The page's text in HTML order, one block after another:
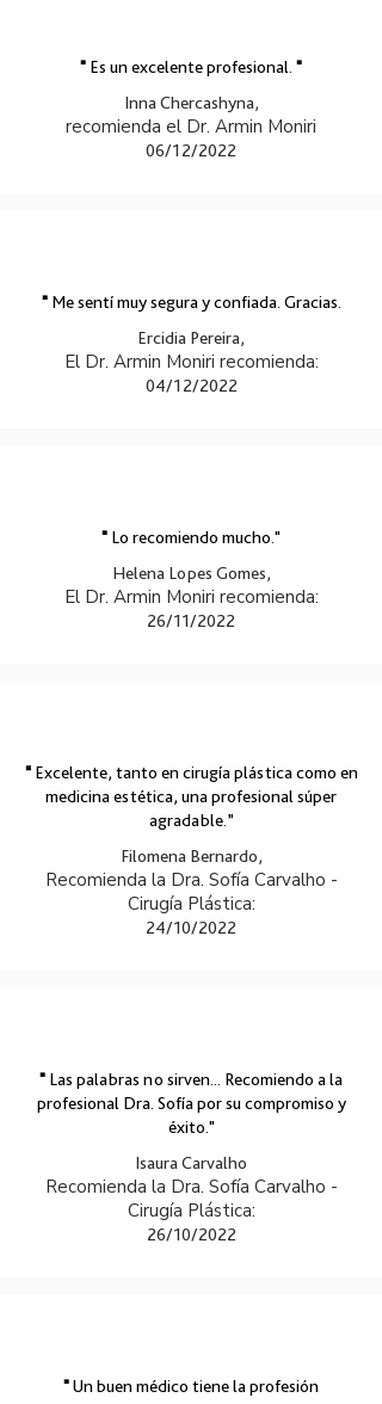
" Es un excelente profesional. "
Inna Chercashyna,
recomienda el Dr. Armin Moniri
06/12/2022
" Me sentí muy segura y confiada. Gracias.
Ercidia Pereira,
El Dr. Armin Moniri recomienda:
04/12/2022
" Lo recomiendo mucho."
Helena Lopes Gomes,
El Dr. Armin Moniri recomienda:
26/11/2022
“ Excelente, tanto en cirugía plástica como en
medicina estética, una profesional súper
agradable.”
Filomena Bernardo,
Recomienda la Dra. Sofía Carvalho -
Cirugía Plástica:
24/10/2022
" Las palabras no sirven... Recomiendo a la
profesional Dra. Sofía por su compromiso y
éxito."
Isaura Carvalho
Recomienda la Dra. Sofía Carvalho -
Cirugía Plástica:
26/10/2022
"Un buen médico tiene la profesión